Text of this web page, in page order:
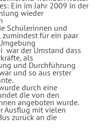
Ein im Jahr 2009 in der
wieder
Schülerinnen und
für ein paar
war der Umstand dass
als
und Durchführung
und so aus erster
durch eine
die von den
angeboten wurde.
Ausflug mit vielen
zurück an die